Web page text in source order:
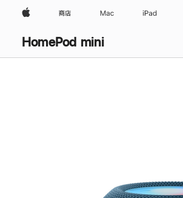
Apple 商店 Mac iPad
HomePod mini